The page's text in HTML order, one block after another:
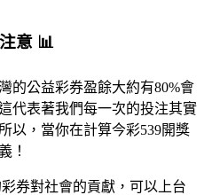
意 📊
的公益彩券盈餘大約有80%會
代表著我們每一次的投注其實
以，當你在計算今彩539開獎
！
券對社會的貢獻，可以上台